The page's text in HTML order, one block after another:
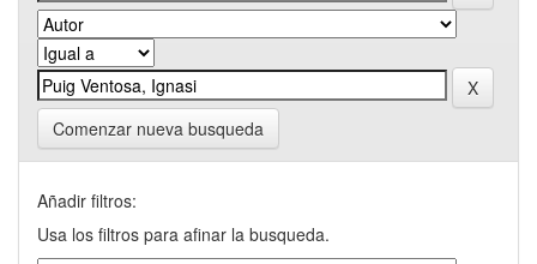
Comenzar nueva busqueda
Añadir filtros:
Usa los filtros para afinar la busqueda.